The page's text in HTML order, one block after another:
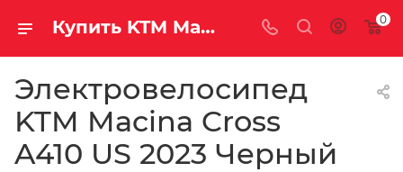
Купить KTM Macina Cross A410 US 2023 Черный за рублей, а со скидкой 0
Электровелосипед
KTM Macina Cross
A410 US 2023 Черный